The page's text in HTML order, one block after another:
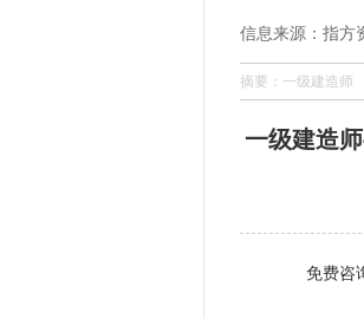
信息来源：指
摘要：一级建造师
一级建造
免费咨